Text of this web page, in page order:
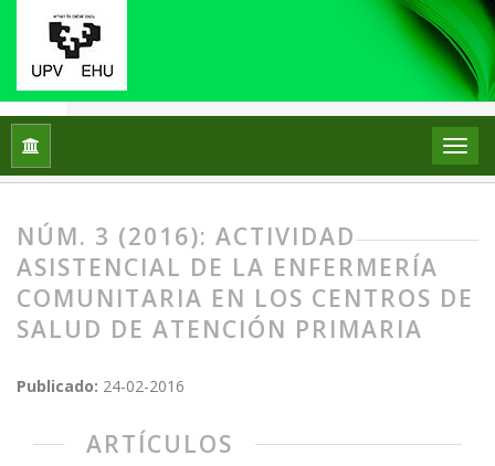
Inicio Núm. 3 (2016): Actividad asistencial de la
NÚM. 3 (2016): ACTIVIDAD
ASISTENCIAL DE LA ENFERMERÍA
COMUNITARIA EN LOS CENTROS DE
SALUD DE ATENCIÓN PRIMARIA
Publicado: 24-02-2016
ARTÍCULOS